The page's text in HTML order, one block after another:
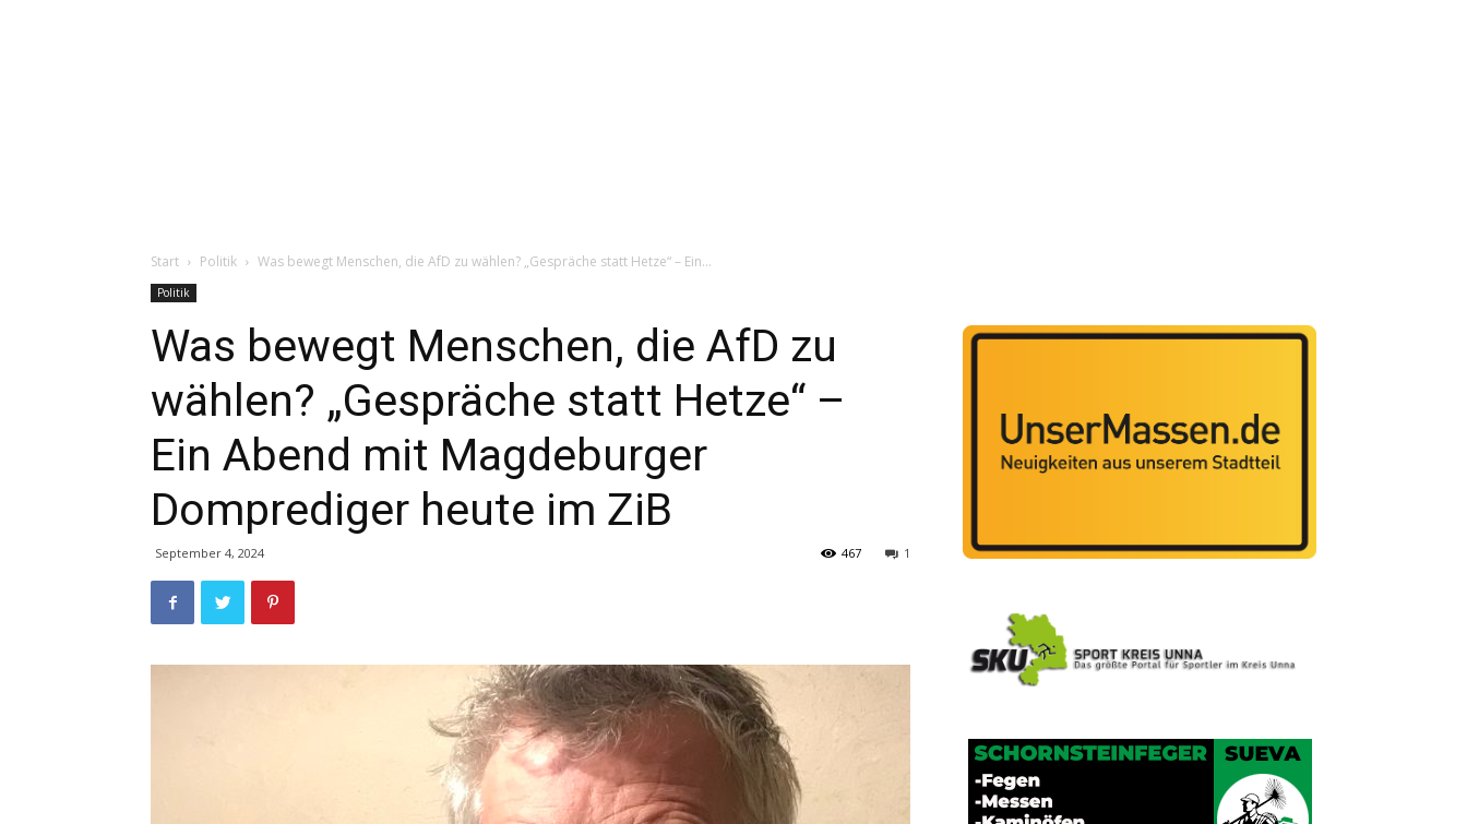
Start Politik Was bewegt Menschen, die AfD zu wählen? „Gespräche statt Hetze“ – Ein...
Politik
Was bewegt Menschen, die AfD zu
wählen? „Gespräche statt Hetze“ –
Ein Abend mit Magdeburger
Domprediger heute im ZiB
September 4, 2024 1
467